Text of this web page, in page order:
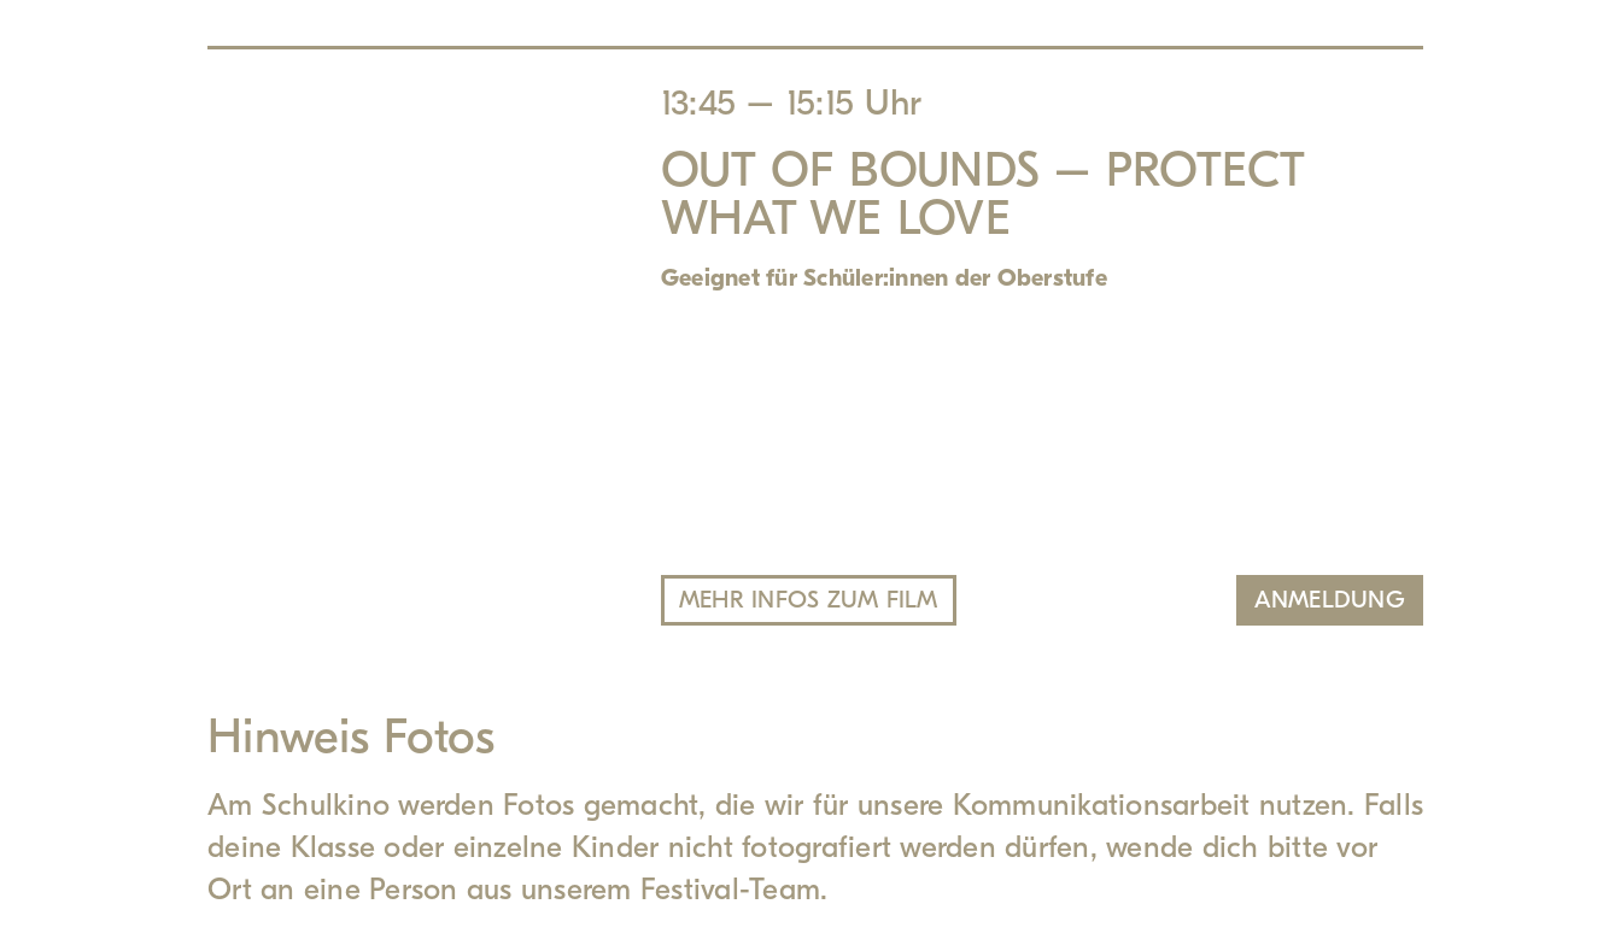
13:45 – 15:15 Uhr
OUT OF BOUNDS – PROTECT
WHAT WE LOVE
Geeignet für Schüler:innen der Oberstufe
MEHR INFOS ZUM FILM ANMELDUNG
Hinweis Fotos
Am Schulkino werden Fotos gemacht, die wir für unsere Kommunikationsarbeit nutzen. Falls
deine Klasse oder einzelne Kinder nicht fotografiert werden dürfen, wende dich bitte vor
Ort an eine Person aus unserem Festival-Team.